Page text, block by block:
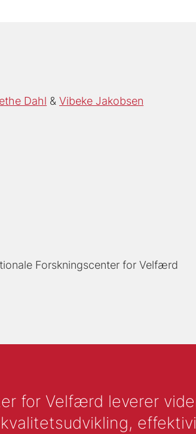
Dahl Vibeke Jakobsen
Forskningscenter for Velfærd
for Velfærd leverer